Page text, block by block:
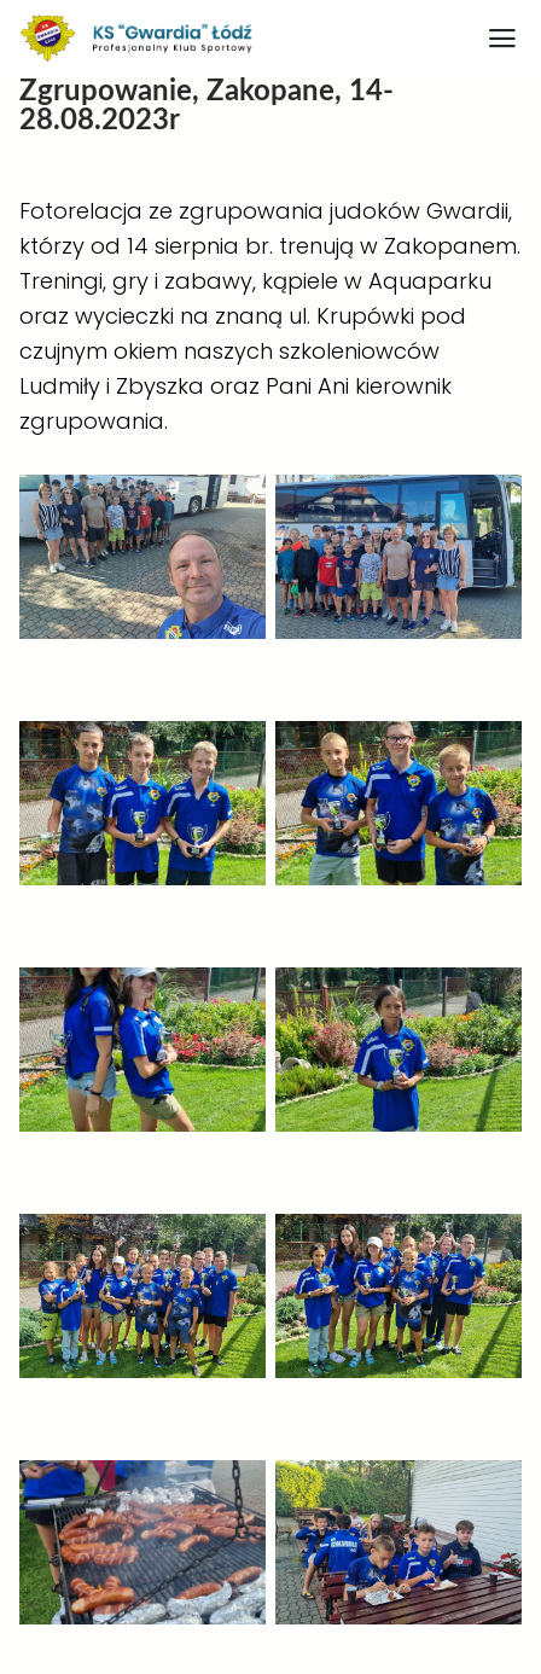
Strona główna
O klubie
Medaliści judo
Artykuły
Rodo
Zgrupowanie, Zakopane, 14-
28.08.2023r
Fotorelacja ze zgrupowania judoków Gwardii,
którzy od 14 sierpnia br. trenują w Zakopanem.
Treningi, gry i zabawy, kąpiele w Aquaparku
oraz wycieczki na znaną ul. Krupówki pod
czujnym okiem naszych szkoleniowców
Ludmiły i Zbyszka oraz Pani Ani kierownik
zgrupowania.